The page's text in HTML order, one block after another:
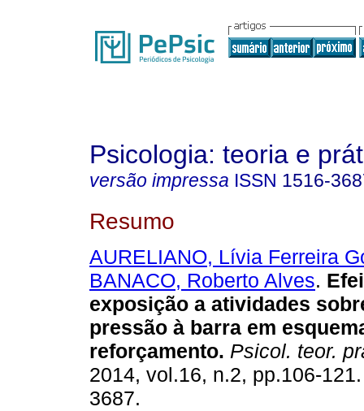
Psicologia: teoria e
versão impressa ISSN 1516-
Resumo
AURELIANO, Lívia Ferreira
BANACO, Roberto Alves.
exposição a atividades
pressão à barra em
reforçamento. Psicol. teor.
2014, vol.16, n.2, pp.106-
3687.